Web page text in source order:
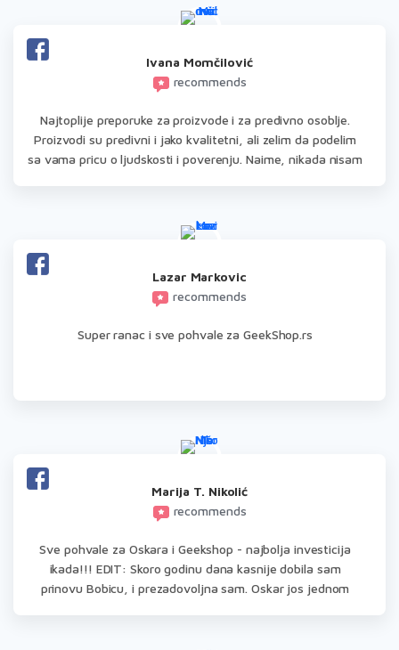
Ivana Momčilović
recommends
Najtoplije preporuke za proizvode i za predivno osoblje.
Proizvodi su predivni i jako kvalitetni, ali zelim da podelim
sa vama pricu o ljudskosti i poverenju. Naime, nikada nisam
sam shop i ljubazni prodavac mi je rekao da je ranac poslat
7 dana pre, ali dostavljac nije isporucio jos uvek. Na moju
tuznu reakciju, kako je to trebao biti poklon i poklonjen
sutradan, covek je rekao da ce proveriti odmah da li ima
jos jedan takav i poslati mi da stigne sutra \o/. Zahvalila
10 min i rekli da je poslat , da ce stici ujutru. Ulepsali su mi
Lazar Markovic
recommends
Super ranac i sve pohvale za GeekShop.rs
Marija T. Nikolić
recommends
Sve pohvale za Oskara i Geekshop - najbolja investicija
ikada!!! EDIT: Skoro godinu dana kasnije dobila sam
prinovu Bobicu, i prezadovoljna sam. Oskar jos jednom